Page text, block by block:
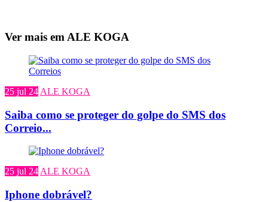
Ver mais em ALE KOGA
25 jul 24 ALE KOGA
Saiba como se proteger do golpe do SMS dos
Correio...
25 jul 24 ALE KOGA
Iphone dobrável?